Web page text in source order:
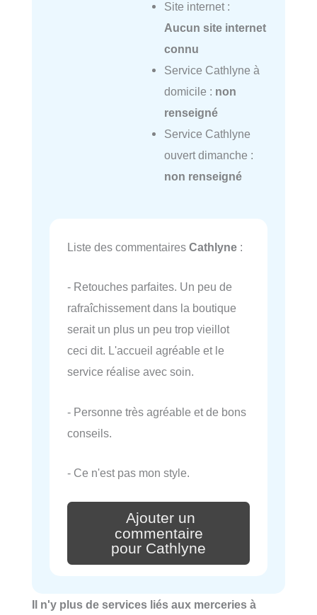
Site internet :
Aucun site internet
connu
Service Cathlyne à
domicile : non
renseigné
Service Cathlyne
ouvert dimanche :
non renseigné
Liste des commentaires Cathlyne :
- Retouches parfaites. Un peu de
rafraîchissement dans la boutique
serait un plus un peu trop vieillot
ceci dit. L'accueil agréable et le
service réalise avec soin.
- Personne très agréable et de bons
conseils.
- Ce n'est pas mon style.
Ajouter un
commentaire
pour Cathlyne
Il n'y plus de services liés aux merceries à